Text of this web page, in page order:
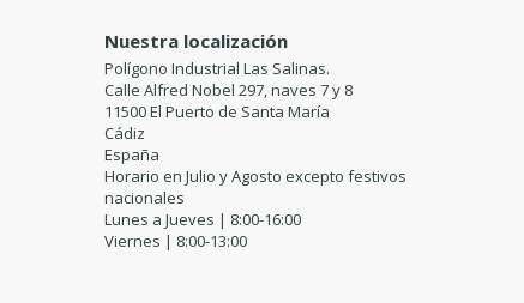
Nuestra localización
Polígono Industrial Las Salinas.
Calle Alfred Nobel 297, naves 7 y 8
11500 El Puerto de Santa María
Cádiz
España
Horario en Julio y Agosto excepto festivos
nacionales
Lunes a Jueves | 8:00-16:00
Viernes | 8:00-13:00